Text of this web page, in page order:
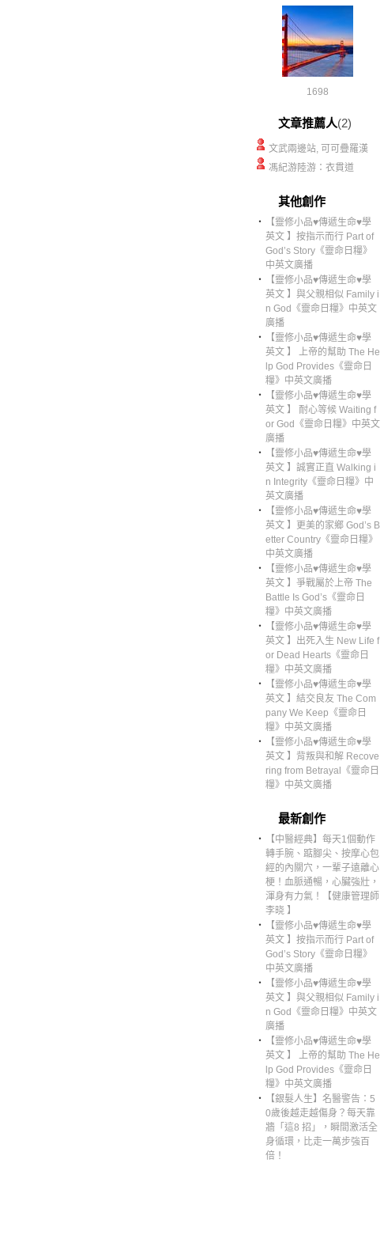
1698
文章推薦人(2)
文武兩邊站, 可可疊羅漢
馮紀游陸游：衣貫道
其他創作
‧
【靈修小品♥傳遞生命♥學
英文 】按指示而行 Part of
God’s Story《靈命日糧》
中英文廣播
‧
【靈修小品♥傳遞生命♥學
英文 】與父親相似 Family i
n God《靈命日糧》中英文
廣播
‧
【靈修小品♥傳遞生命♥學
英文 】 上帝的幫助 The He
lp God Provides《靈命日
糧》中英文廣播
‧
【靈修小品♥傳遞生命♥學
英文 】 耐心等候 Waiting f
or God《靈命日糧》中英文
廣播
‧
【靈修小品♥傳遞生命♥學
英文 】誠實正直 Walking i
n Integrity《靈命日糧》中
英文廣播
‧
【靈修小品♥傳遞生命♥學
英文 】更美的家鄉 God’s B
etter Country《靈命日糧》
中英文廣播
‧
【靈修小品♥傳遞生命♥學
英文 】爭戰屬於上帝 The
Battle Is God’s《靈命日
糧》中英文廣播
‧
【靈修小品♥傳遞生命♥學
英文 】出死入生 New Life f
or Dead Hearts《靈命日
糧》中英文廣播
‧
【靈修小品♥傳遞生命♥學
英文 】結交良友 The Com
pany We Keep《靈命日
糧》中英文廣播
‧
【靈修小品♥傳遞生命♥學
英文 】背叛與和解 Recove
ring from Betrayal《靈命日
糧》中英文廣播
最新創作
‧
【中醫經典】每天1個動作
轉手腕、踮腳尖、按摩心包
經的內關穴，一輩子遠離心
梗！血脈通暢，心臟強壯，
渾身有力氣！【健康管理師
李晓 】
‧
【靈修小品♥傳遞生命♥學
英文 】按指示而行 Part of
God’s Story《靈命日糧》
中英文廣播
‧
【靈修小品♥傳遞生命♥學
英文 】與父親相似 Family i
n God《靈命日糧》中英文
廣播
‧
【靈修小品♥傳遞生命♥學
英文 】 上帝的幫助 The He
lp God Provides《靈命日
糧》中英文廣播
‧
【銀髮人生】名醫警告：5
0歲後越走越傷身？每天靠
牆「這8 招」，瞬間激活全
身循環，比走一萬步強百
倍！